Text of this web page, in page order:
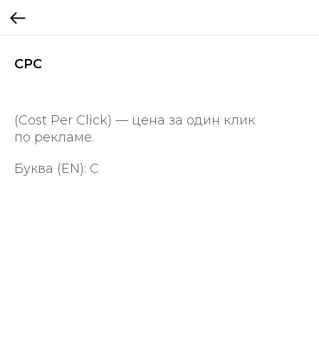
CPC
(Cost Per Click) — цена за один клик
по рекламе.
Буква (EN): C